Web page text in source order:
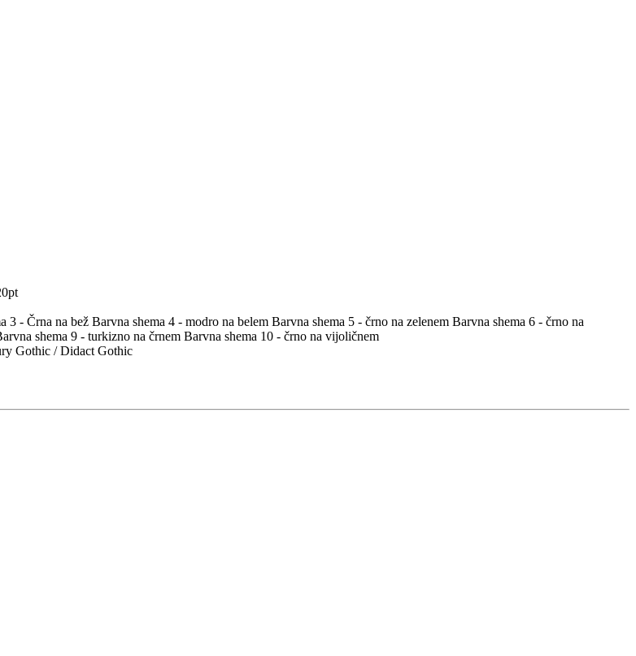
3 - Črna na bež Barvna shema 4 - modro na belem Barvna shema 5 - črno na zelenem Barvna shema 6 - črno na
shema 9 - turkizno na črnem Barvna shema 10 - črno na vijoličnem
Gothic / Didact Gothic